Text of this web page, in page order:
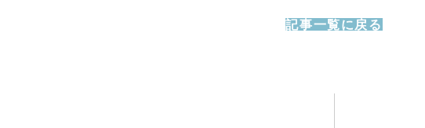
記事一覧に戻る